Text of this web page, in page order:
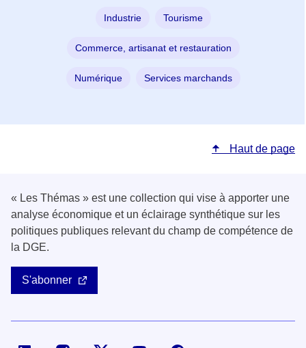
Industrie Tourisme
Commerce, artisanat et restauration
Numérique Services marchands
Haut de page
« Les Thémas » est une collection qui vise à apporter une
analyse économique et un éclairage synthétique sur les
politiques publiques relevant du champ de compétence de
la DGE.
S'abonner